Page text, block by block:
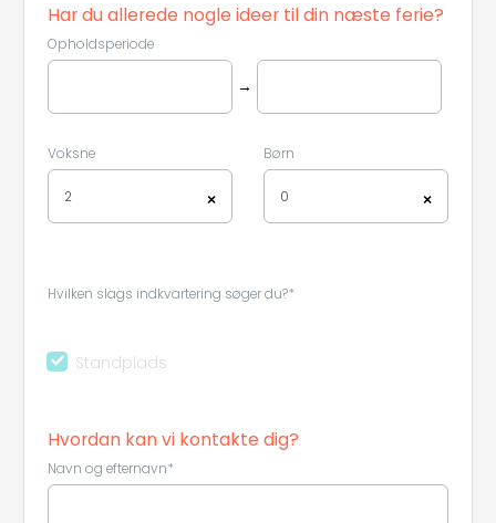
Har du allerede nogle ideer til din næste ferie?
Opholdsperiode
→
Voksne
×
2
Børn
×
0
Hvilken slags indkvartering søger du?*
Standplads
Hvordan kan vi kontakte dig?
Navn og efternavn*